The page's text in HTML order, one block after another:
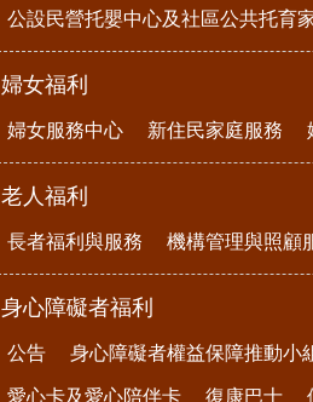
公設民營托嬰中心及社區公共托育
婦女福利
婦女服務中心 新住民家庭服務
老人福利
長者福利與服務 機構管理與照顧
身心障礙者福利
公告 身心障礙者權益保障推動小
愛心卡及愛心陪伴卡 復康巴士